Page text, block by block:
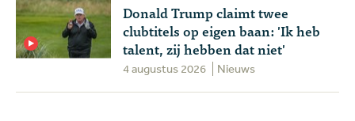
Donald Trump claimt twee
clubtitels op eigen baan: 'Ik heb
talent, zij hebben dat niet'
4 augustus 2026 Nieuws